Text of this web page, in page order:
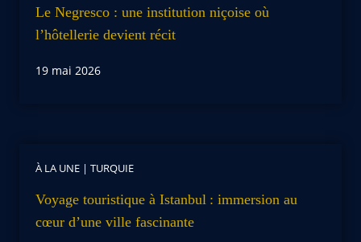
Le Negresco : une institution niçoise où
l’hôtellerie devient récit
19 mai 2026
À LA UNE | TURQUIE
Voyage touristique à Istanbul : immersion au
cœur d’une ville fascinante